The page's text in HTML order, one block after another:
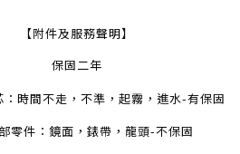
【附件及服務聲明】
保固二年
時間不走，不準，起霧，進水-有保固
件：鏡面，錶帶，龍頭-不保固